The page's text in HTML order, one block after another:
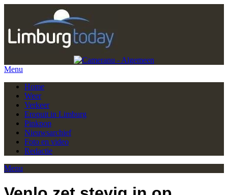
Menu
Home
Weer
Verkeer
Eropuit in Limburg
Pinkpop
Nieuwsarchief
Foto en video
Redactie
Menu